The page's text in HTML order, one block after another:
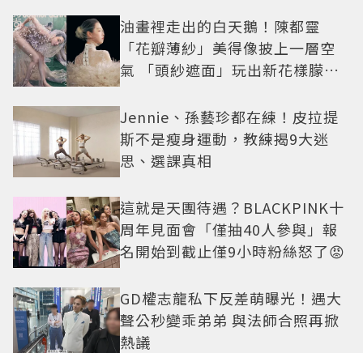
油畫裡走出的白天鵝！陳都靈
「花瓣薄紗」美得像披上一層空
氣 「頭紗遮面」玩出新花樣朦朧
Jennie、孫藝珍都在練！皮拉提
斯不是瘦身運動，教練揭9大迷
思、選課真相
這就是天團待遇？BLACKPINK十
周年見面會「僅抽40人參與」報
名開始到截止僅9小時粉絲怒了😡
GD權志龍私下反差萌曝光！遇大
聲公秒變乖弟弟 與法師合照再掀
熱議